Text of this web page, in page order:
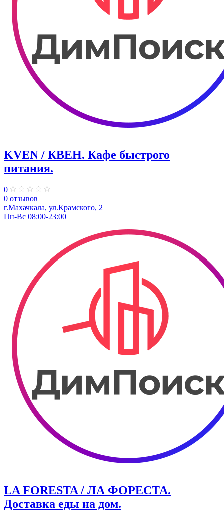
KVEN / КВЕН. Кафе быстрого
питания.
0
0 отзывов
г.Махачкала, ул.Крамского, 2
Пн-Вс 08:00-23:00
LA FORESTA / ЛА ФОРЕСТА.
Доставка еды на дом.